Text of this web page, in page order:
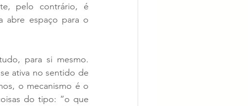
pelo contrário, é
abre espaço para o
para si mesmo.
ativa no sentido de
o mecanismo é o
do tipo: “o que